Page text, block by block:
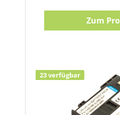
Zum
23 verfügbar